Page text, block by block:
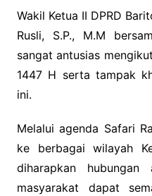
Wakil Ketua II DPRD
Rusli, S.P., M.M
sangat antusias
1447 H serta tampak
ini.
Melalui agenda Safari
ke berbagai wilayah
diharapkan
masyarakat dapat